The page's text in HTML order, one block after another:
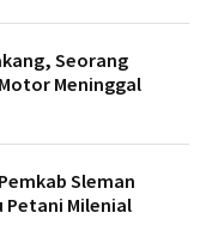
Seorang
Meninggal
Sleman
Petani Milenial